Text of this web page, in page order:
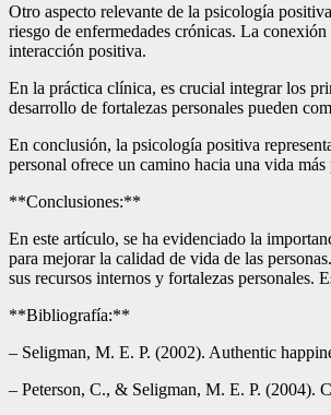
Otro aspecto relevante de la psicología
riesgo de enfermedades crónicas. La
interacción positiva.
En la práctica clínica, es crucial integrar los
desarrollo de fortalezas personales pueden
En conclusión, la psicología positiva
personal ofrece un camino hacia una vida
**Conclusiones:**
En este artículo, se ha evidenciado la
para mejorar la calidad de vida de las
sus recursos internos y fortalezas personales.
**Bibliografía:**
– Seligman, M. E. P. (2002). Authentic
– Peterson, C., & Seligman, M. E. P. (2004).